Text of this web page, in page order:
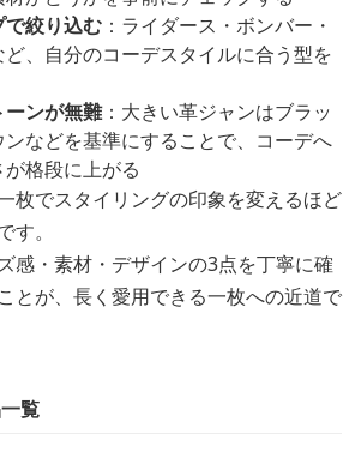
絞り込む ：ライダース・ボンバー・
、自分のコーデスタイルに合う型を
ンが無難：大きい革ジャンはブラッ
などを基準にすることで、コーデへ
格段に上がる
枚でスタイリングの印象を変えるほど
す。
感・素材・デザインの3点を丁寧に確
とが、長く愛用できる一枚への近道で
覧